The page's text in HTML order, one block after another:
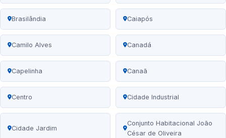
Brasilândia Caiapós
Camilo Alves Canadá
Capelinha Canaã
Centro Cidade Industrial
Cidade Jardim
Conjunto Habitacional João
César de Oliveira